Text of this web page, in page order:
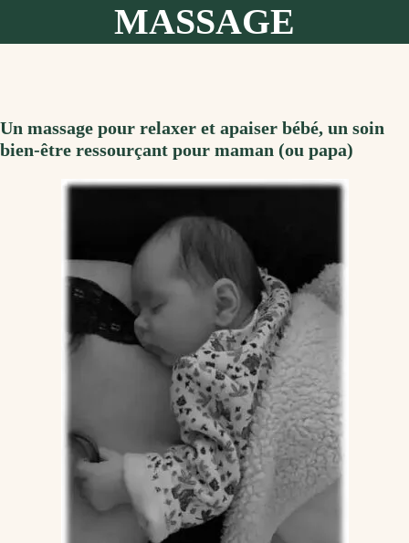
MASSAGE
Un massage pour relaxer et apaiser bébé, un soin
bien-être ressourçant pour maman (ou papa)